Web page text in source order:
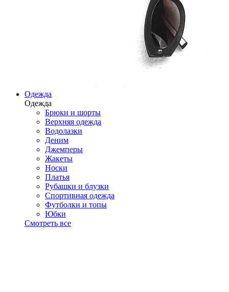
Одежда
Одежда
Брюки и шорты
Верхняя одежда
Водолазки
Деним
Джемперы
Жакеты
Носки
Платья
Рубашки и блузки
Спортивная одежда
Футболки и топы
Юбки
Смотреть все